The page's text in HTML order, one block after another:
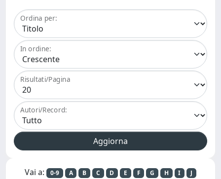
Ordina per:
In ordine:
Risultati/Pagina
Autori/Record:
Vai a: 0-9 A B C D E F G H I
J